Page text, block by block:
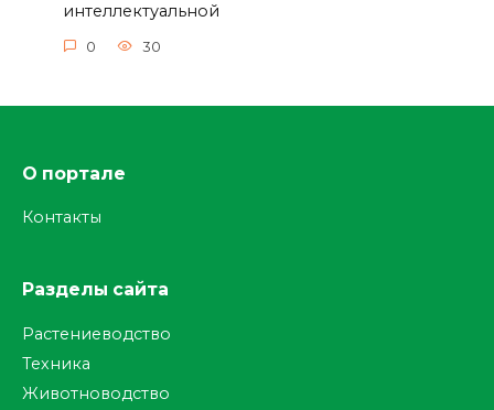
интеллектуальной
0 30
О портале
Контакты
Разделы сайта
Растениеводство
Техника
Животноводство